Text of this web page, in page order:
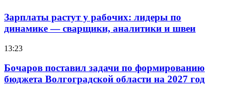
Зарплаты растут у рабочих: лидеры по
динамике — сварщики, аналитики и швеи
13:23
Бочаров поставил задачи по формированию
бюджета Волгоградской области на 2027 год